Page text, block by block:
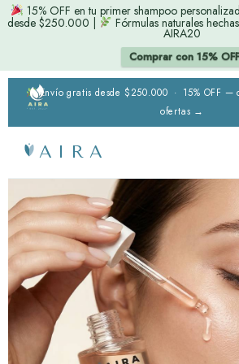
15% OFF en tu primer shampoo
desde $250.000 | Fórmulas naturales
AIRA20
Comprar con 15% OFF
Skip
to
Envío gratis desde $250.000 · 15% OFF —
ofertas →
AIRA